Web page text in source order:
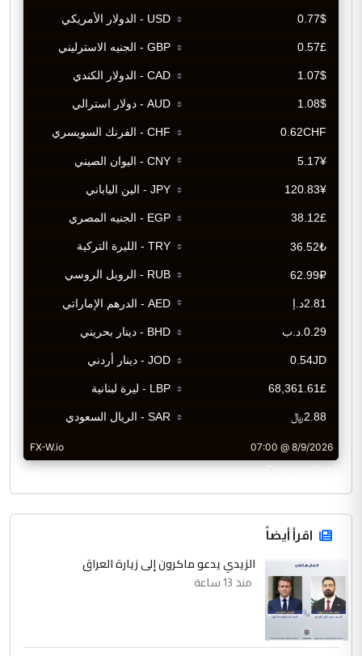
CurrencyRate
اقرأ أيضاً
الزيدي يدعو ماكرون إلى زيارة العراق
منذ 13 ساعة